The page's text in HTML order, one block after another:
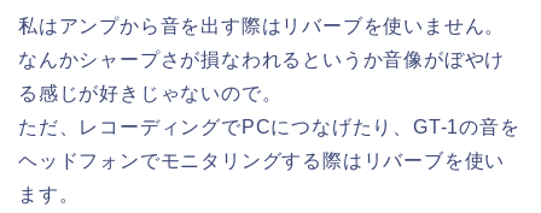
私はアンプから音を出す際はリバーブを使いません。
なんかシャープさが損なわれるというか音像がぼやけ
る感じが好きじゃないので。
ただ、レコーディングでPCにつなげたり、GT-1の音を
ヘッドフォンでモニタリングする際はリバーブを使い
ます。